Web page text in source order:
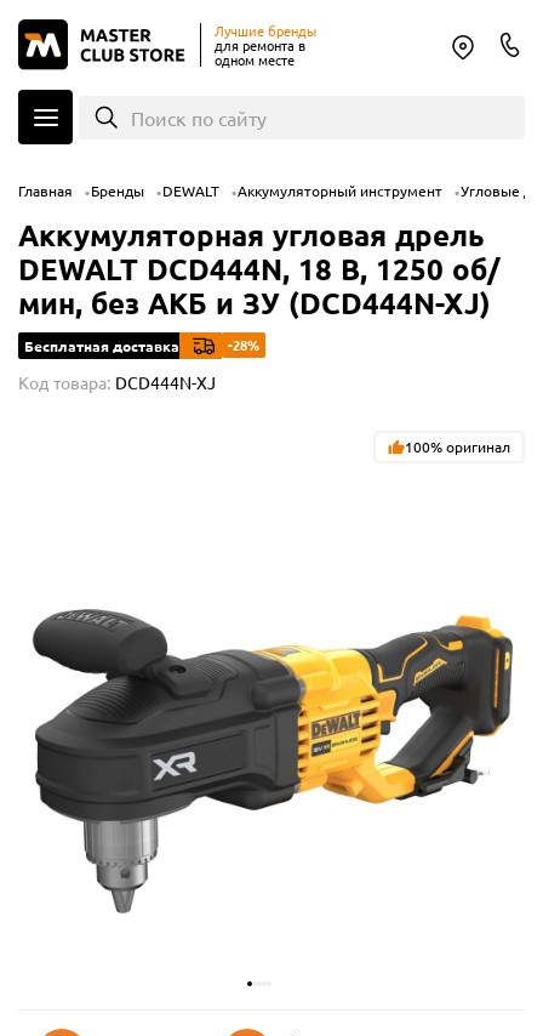
Лучшие бренды
для ремонта в
одном месте
Поиск по сайту
Главная Бренды DEWALT Аккумуляторный инструмент Угловые
Аккумуляторная угловая дрель
DEWALT DCD444N, 18 В, 1250 об/
мин, без АКБ и ЗУ (DCD444N-XJ)
Бесплатная доставка -28%
Код товара: DCD444N-XJ
100% оригинал